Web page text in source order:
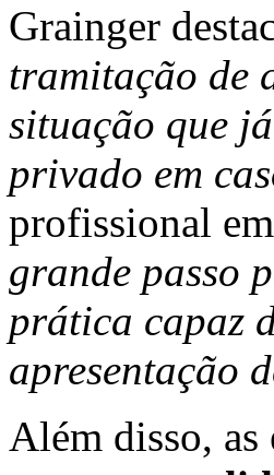
Grainger
tramitação de
situação que
privado em
profissional
grande passo
prática capaz
apresentação
Além disso, as